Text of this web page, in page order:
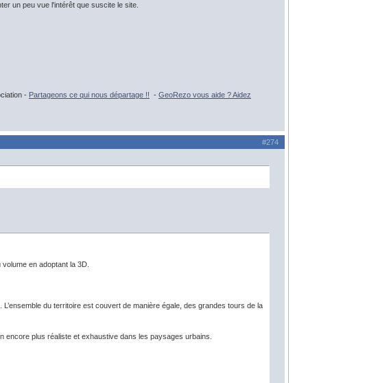
un peu vue l'intérêt que suscite le site.
- Partageons ce qui nous départage !! - GeoRezo vous aide ? Aidez
#274
en adoptant la 3D.
du territoire est couvert de manière égale, des grandes tours de la
encore plus réaliste et exhaustive dans les paysages urbains.